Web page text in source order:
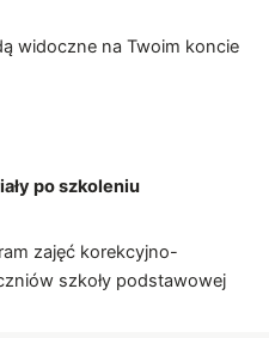
widoczne na Twoim koncie
po szkoleniu
zajęć korekcyjno-
szkoły podstawowej